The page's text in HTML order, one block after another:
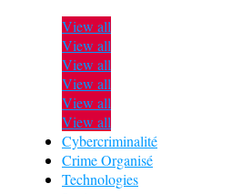
View all
View all
View all
View all
View all
View all
Cybercriminalité
Crime Organisé
Technologies